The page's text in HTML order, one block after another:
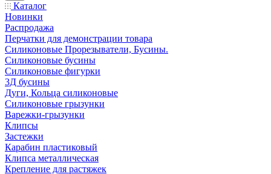
Каталог
Новинки
Распродажа
Перчатки для демонстрации товара
Силиконовые Прорезыватели, Бусины.
Силиконовые бусины
Силиконовые фигурки
3Д бусины
Дуги, Кольца силиконовые
Силиконовые грызунки
Варежки-грызунки
Клипсы
Застежки
Карабин пластиковый
Клипса металлическая
Крепление для растяжек